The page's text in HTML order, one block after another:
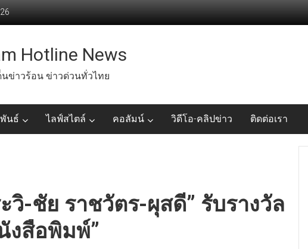
Hotline News
นข่าวร้อน ข่าวด่วนทั่วไทย
นธ์ ไลฟ์สไตล์ คอลัมน์ วิดีโอ-คลิปข่าว ติดต่อเรา
วิ-ชัย ราชวัตร-ผุสดี” รับรางวัล
งสือพิมพ์”